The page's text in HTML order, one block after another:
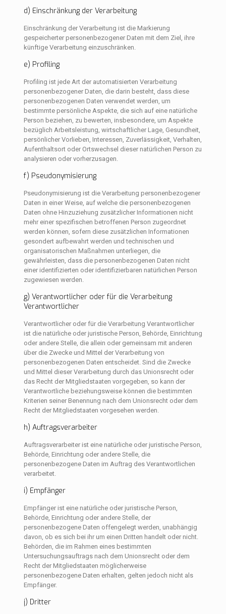
d) Einschränkung der Verarbeitung
Einschränkung der Verarbeitung ist die Markierung
gespeicherter personenbezogener Daten mit dem Ziel, ihre
künftige Verarbeitung einzuschränken.
e) Profiling
Profiling ist jede Art der automatisierten Verarbeitung
personenbezogener Daten, die darin besteht, dass diese
personenbezogenen Daten verwendet werden, um
bestimmte persönliche Aspekte, die sich auf eine natürliche
Person beziehen, zu bewerten, insbesondere, um Aspekte
bezüglich Arbeitsleistung, wirtschaftlicher Lage, Gesundheit,
persönlicher Vorlieben, Interessen, Zuverlässigkeit, Verhalten,
Aufenthaltsort oder Ortswechsel dieser natürlichen Person zu
analysieren oder vorherzusagen.
f) Pseudonymisierung
Pseudonymisierung ist die Verarbeitung personenbezogener
Daten in einer Weise, auf welche die personenbezogenen
Daten ohne Hinzuziehung zusätzlicher Informationen nicht
mehr einer spezifischen betroffenen Person zugeordnet
werden können, sofern diese zusätzlichen Informationen
gesondert aufbewahrt werden und technischen und
organisatorischen Maßnahmen unterliegen, die
gewährleisten, dass die personenbezogenen Daten nicht
einer identifizierten oder identifizierbaren natürlichen Person
zugewiesen werden.
g) Verantwortlicher oder für die Verarbeitung
Verantwortlicher
Verantwortlicher oder für die Verarbeitung Verantwortlicher
ist die natürliche oder juristische Person, Behörde, Einrichtung
oder andere Stelle, die allein oder gemeinsam mit anderen
über die Zwecke und Mittel der Verarbeitung von
personenbezogenen Daten entscheidet. Sind die Zwecke
und Mittel dieser Verarbeitung durch das Unionsrecht oder
das Recht der Mitgliedstaaten vorgegeben, so kann der
Verantwortliche beziehungsweise können die bestimmten
Kriterien seiner Benennung nach dem Unionsrecht oder dem
Recht der Mitgliedstaaten vorgesehen werden.
h) Auftragsverarbeiter
Auftragsverarbeiter ist eine natürliche oder juristische Person,
Behörde, Einrichtung oder andere Stelle, die
personenbezogene Daten im Auftrag des Verantwortlichen
verarbeitet.
i) Empfänger
Empfänger ist eine natürliche oder juristische Person,
Behörde, Einrichtung oder andere Stelle, der
personenbezogene Daten offengelegt werden, unabhängig
davon, ob es sich bei ihr um einen Dritten handelt oder nicht.
Behörden, die im Rahmen eines bestimmten
Untersuchungsauftrags nach dem Unionsrecht oder dem
Recht der Mitgliedstaaten möglicherweise
personenbezogene Daten erhalten, gelten jedoch nicht als
Empfänger.
j) Dritter